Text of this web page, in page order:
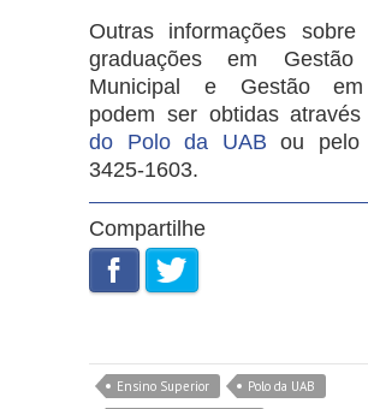
Outras informações
graduações em Gestão
Municipal e Gestão
podem ser obtidas
do Polo da UAB ou pelo
3425-1603.
Compartilhe
Ensino Superior
Polo da UAB